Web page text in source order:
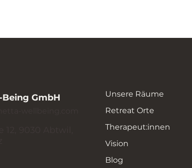
GmbH
Unsere Räume
Retreat Orte
Therapeut:innen
Vision
Blog